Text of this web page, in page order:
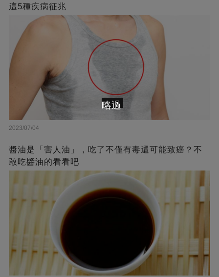
這5種疾病征兆
2023/07/04
醬油是「害人油」，吃了不僅有毒還可能致癌？不
敢吃醬油的看看吧
略過